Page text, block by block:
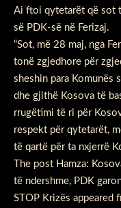
Ai ftoi qytetarët që sot
së PDK-së në Ferizaj.
“Sot, më 28 maj, nga
tonë zgjedhore për
sheshin para Komunës
dhe gjithë Kosova të
rrugëtimi të ri për
respekt për qytetarët,
të qartë për ta nxjerrë
The post Hamza:
të ndershme, PDK
STOP Krizës appeared